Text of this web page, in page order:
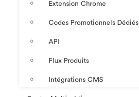
Extension Chrome
Codes Promotionnels Dédiés
API
Flux Produits
Intégrations CMS